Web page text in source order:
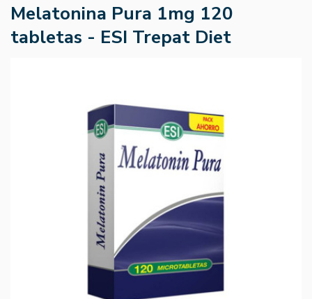
Melatonina Pura 1mg 120
tabletas - ESI Trepat Diet